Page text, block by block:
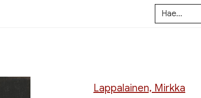
Lappalainen, Mirkka